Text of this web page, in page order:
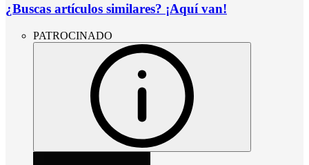
¿Buscas artículos similares? ¡Aquí van!
PATROCINADO